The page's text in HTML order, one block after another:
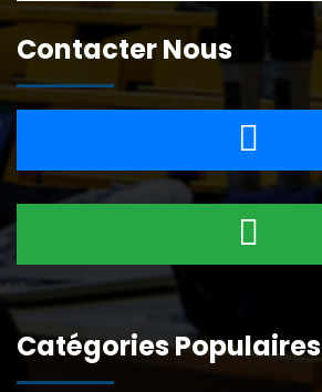
Contacter Nous
Catégories Populaires